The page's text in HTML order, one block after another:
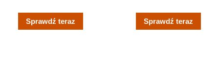
Sprawdź teraz
230V Biały
(ORDPMR161W)
Sprawdź teraz